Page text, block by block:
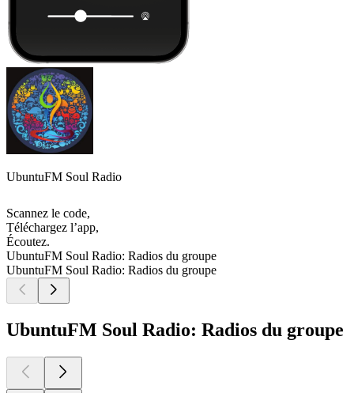
UbuntuFM Soul Radio
Scannez le code,
Téléchargez l’app,
Écoutez.
UbuntuFM Soul Radio: Radios du groupe
UbuntuFM Soul Radio: Radios du groupe
UbuntuFM Soul Radio: Radios du groupe